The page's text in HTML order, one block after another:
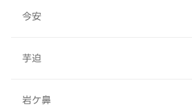
今安
芋迫
岩ケ鼻